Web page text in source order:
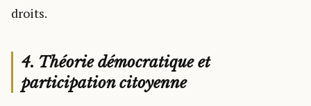
droits.
4. Théorie démocratique et
participation citoyenne